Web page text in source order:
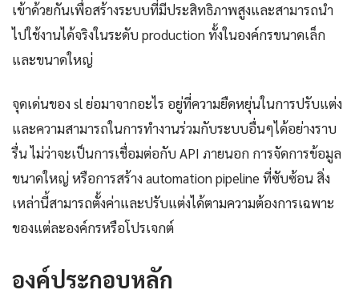
เข้าด้วยกันเพื่อสร้างระบบที่มีประสิทธิภาพสูงและสามารถนำ
ไปใช้งานได้จริงในระดับ production ทั้งในองค์กรขนาดเล็ก
และขนาดใหญ่
จุดเด่นของ sl ย่อมาจากอะไร อยู่ที่ความยืดหยุ่นในการปรับแต่ง
และความสามารถในการทำงานร่วมกับระบบอื่นๆได้อย่างราบ
รื่น ไม่ว่าจะเป็นการเชื่อมต่อกับ API ภายนอก การจัดการข้อมูล
ขนาดใหญ่ หรือการสร้าง automation pipeline ที่ซับซ้อน สิ่ง
เหล่านี้สามารถตั้งค่าและปรับแต่งได้ตามความต้องการเฉพาะ
ของแต่ละองค์กรหรือโปรเจกต์
องค์ประกอบหลัก